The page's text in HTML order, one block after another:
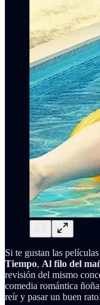
Si te gustan las
Tiempo, Al filo del
revisión del mismo
comedia romántica
reír y pasar un buen rato.